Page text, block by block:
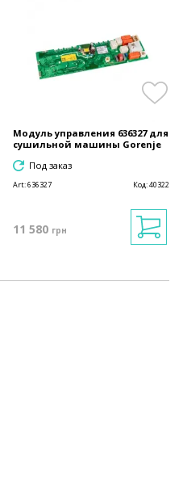
Модуль управления 636327 для
сушильной машины Gorenje
Под заказ
Art:636327 Код:40322
11 580 грн